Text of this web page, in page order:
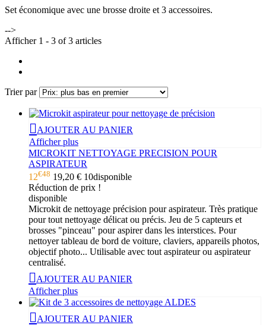
Set économique avec une brosse droite et 3 accessoires.
-->
Afficher 1 - 3 of 3 articles
Trier par
AJOUTER AU PANIER
Afficher plus
MICROKIT NETTOYAGE PRECISION POUR
ASPIRATEUR
12€48 19,20 € 10disponible
Réduction de prix !
disponible
Microkit de nettoyage précision pour aspirateur. Très pratique
pour tout nettoyage délicat ou précis. Jeu de 5 capteurs et
brosses "pinceau" pour aspirer dans les interstices. Pour
nettoyer tableau de bord de voiture, claviers, appareils photos,
objectif photo... Utilisable avec tout aspirateur ou aspirateur
centralisé.
AJOUTER AU PANIER
Afficher plus
AJOUTER AU PANIER